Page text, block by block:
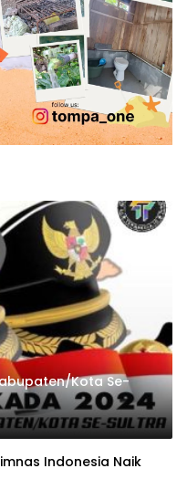
Kota Se-
Indonesia Naik